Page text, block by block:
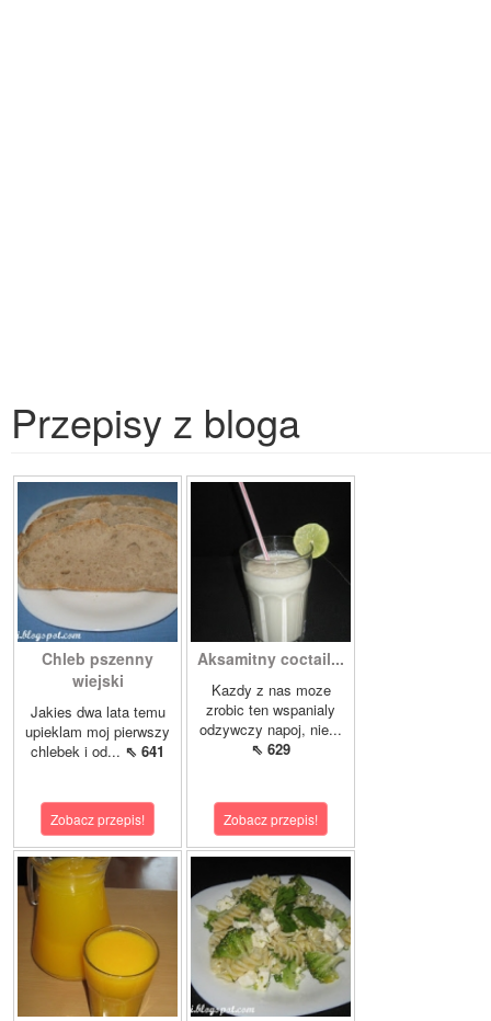
Przepisy z bloga
Chleb pszenny
wiejski
Jakies dwa lata temu
upieklam moj pierwszy
chlebek i od... ⇖ 641
Zobacz przepis!
Aksamitny coctail...
Kazdy z nas moze
zrobic ten wspanialy
odzywczy napoj, nie...
⇖ 629
Zobacz przepis!